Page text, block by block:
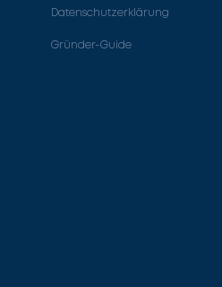
Datenschutzerklärung
Gründer-Guide